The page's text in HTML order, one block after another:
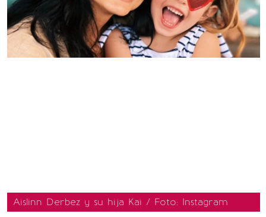
Aislinn Derbez y su hija Kai / Foto: Instagram